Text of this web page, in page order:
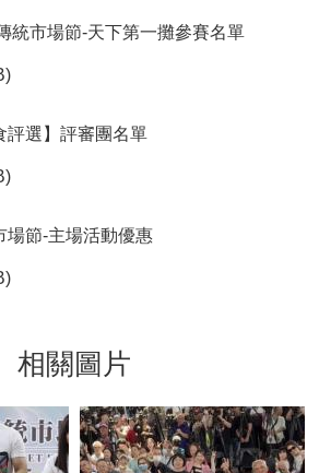
統市場節-天下第一攤參賽名單
評選】評審團名單
場節-主場活動優惠
相關圖片